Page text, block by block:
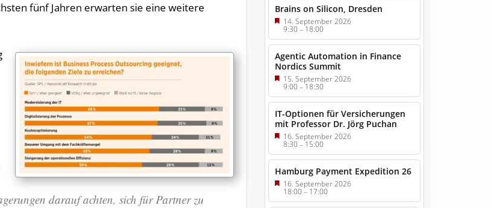
fünf Jahren erwarten sie eine weitere
darauf achten, sich für Partner zu
Brains on Silicon, Dresden
14. September 2026
9:30–18:00
Agentic Automation in Finance
Nordics Summit
15. September 2026
9:00–18:30
IT-Optionen für Versicherungen
mit Professor Dr. Jörg Puchan
16. September 2026
8:30–15:00
Hamburg Payment Expedition 26
16. September 2026
18:00– 17:00